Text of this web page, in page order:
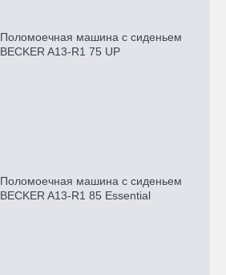
Поломоечная машина с сиденьем
BECKER A13-R1 75 UP
Поломоечная машина с сиденьем
BECKER A13-R1 85 Essential